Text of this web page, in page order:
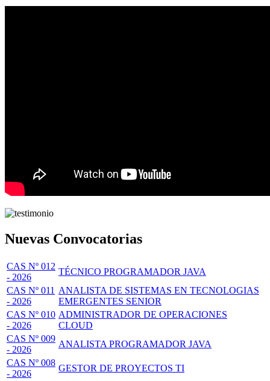
Nuevas Convocatorias
CAS Nº 012
- 2026
TÉCNICO PROGRAMADOR JAVA
CAS Nº 011
- 2026
ANALISTA DE SISTEMAS EN TECNOLOGIAS
EMERGENTES SENIOR
CAS Nº 010
- 2026
ADMINISTRADOR DE OPERACIONES
CLOUD
CAS Nº 009
- 2026
ANALISTA PROGRAMADOR JAVA
CAS Nº 008
- 2026
GESTOR DE PROYECTOS TI